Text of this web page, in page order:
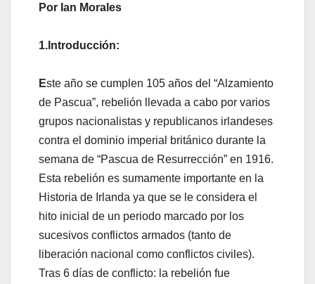
Por Ian Morales
1.Introducción:
Este año se cumplen 105 años del “Alzamiento
de Pascua”, rebelión llevada a cabo por varios
grupos nacionalistas y republicanos irlandeses
contra el dominio imperial británico durante la
semana de “Pascua de Resurrección” en 1916.
Esta rebelión es sumamente importante en la
Historia de Irlanda ya que se le considera el
hito inicial de un periodo marcado por los
sucesivos conflictos armados (tanto de
liberación nacional como conflictos civiles).
Tras 6 días de conflicto: la rebelión fue